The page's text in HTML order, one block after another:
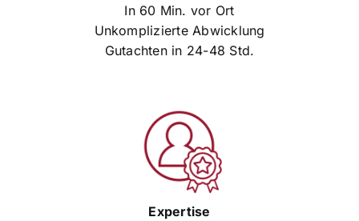
In 60 Min. vor Ort
Unkomplizierte Abwicklung
Gutachten in 24-48 Std.
Expertise